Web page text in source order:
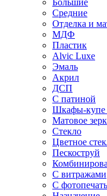
Большие
Средние
Отделка и
МДФ
Пластик
Alvic Luxe
Эмаль
Акрил
ДСП
С патиной
Шкафы-купе
Матовое
Стекло
Цветное
Пескоструй
С витражами
С